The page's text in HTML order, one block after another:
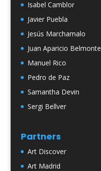
Isabel Camblor
Javier Puebla
Jesús Marchamalo
Juan Aparicio Belmonte
Manuel Rico
Pedro de Paz
Samantha Devin
Sergi Bellver
Partners
Art Discover
Art Madrid